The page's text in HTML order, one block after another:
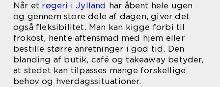
Når et røgeri i Jylland har åbent hele ugen
og gennem store dele af dagen, giver det
også fleksibilitet. Man kan kigge forbi til
frokost, hente aftensmad med hjem eller
bestille større anretninger i god tid. Den
blanding af butik, café og takeaway betyder,
at stedet kan tilpasses mange forskellige
behov og hverdagssituationer.